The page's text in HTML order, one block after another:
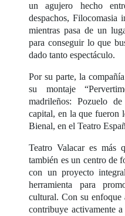
un agujero hecho
despachos, Filocomasia
mientras pasa de un
para conseguir lo que
dado tanto espectáculo.
Por su parte, la
su montaje
madrileños: Pozuelo
capital, en la que fueron
Bienal, en el Teatro
Teatro Valacar es más
también es un centro de
con un proyecto
herramienta para
cultural. Con su
contribuye activamente